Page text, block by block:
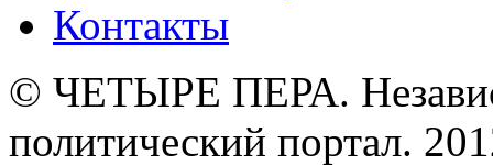
Контакты
© ЧЕТЫРЕ ПЕРА.
политический портал.